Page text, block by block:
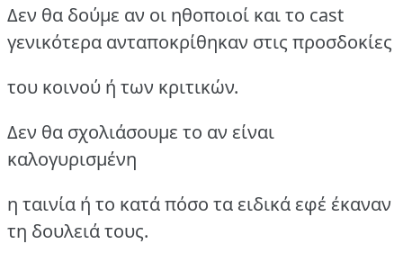
Δεν θα δούμε αν οι ηθοποιοί και το cast
γενικότερα ανταποκρίθηκαν στις προσδοκίες
του κοινού ή των κριτικών.
Δεν θα σχολιάσουμε το αν είναι
καλογυρισμένη
η ταινία ή το κατά πόσο τα ειδικά εφέ έκαναν
τη δουλειά τους.